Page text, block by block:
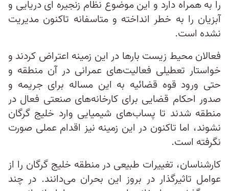
را به همراه دارد و این موضوع نظام زنجیره ای دریایی و
آبزیان را به خطر انداخته و متاسفانه تاکنون مدیریت
نشده است.
فعالان محیط زیست بارها در این زمینه اعتراض کردند و
خواستار تعطیلی فعالیت‌های عمرانی در آن منطقه و
حتی ورود قوه قضائیه به این مساله برای جریمه و
صدور احکام قضایی برای کارخانه‌های صنعتی فعال در
منطقه شدند تا پساب‌های شیمیایی وارد خلیج گرگان
نشوند، اما تاکنون در این زمینه نیز اقدام عملی صورت
نگرفته است.
کارشناسان، تغییرات طبیعی در منطقه خلیج گرگان را از
عوامل تاثیرگذار در بروز این بحران می‌دانند. در چند